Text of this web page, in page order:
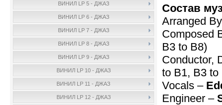
ВИНИЛ LP 5 - ДЖАЗ
ВИНИЛ LP 6 - ДЖАЗ
ВИНИЛ LP 7 - ДЖАЗ
ВИНИЛ LP 8 - ДЖАЗ
ВИНИЛ LP 9 - ДЖАЗ
ВИНИЛ LP 10 - ДЖАЗ
ВИНИЛ LP 11 - ДЖАЗ
ВИНИЛ LP 12 - ДЖАЗ
Состав
Arranged
Composed
B3 to B8)
Conductor,
to B1, B3 to
Vocals –
Engineer –